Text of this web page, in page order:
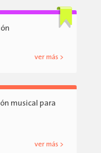
ver más >
musical para
ver más >